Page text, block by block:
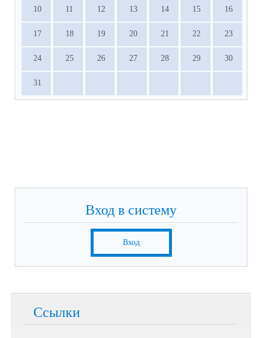
10 11 12 13 14 15 16
17 18 19 20 21 22 23
24 25 26 27 28 29 30
31
Вход в систему
Вход
Ссылки